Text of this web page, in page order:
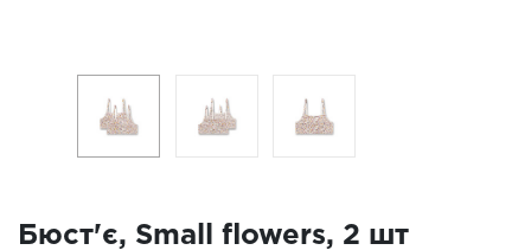
Бюст'є, Small flowers, 2 шт